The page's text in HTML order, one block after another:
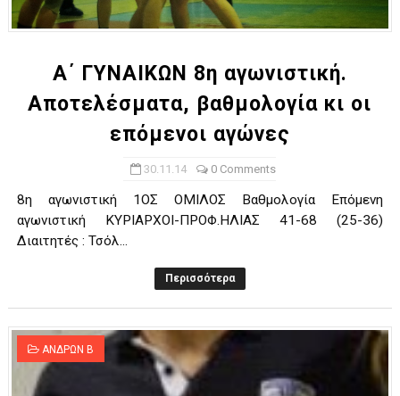
ΧΡΟΝΙΑ ΠΟΛΛΑ ΣΤΟ ΕΛΛΗΝΙΚΟ ΜΠΑΣΚΕΤ : 39Η ΕΠΕΤΕΙΟΣ ΑΠΟ
Ο δρόμος για τον 29ο τελικό κυπέλλου ανδρών ΕΣΚΑΝΑ
U21: Τεράστια πρόκριση για τον Πανελευσινιακό στον
Γ΄ανδρών play offs : "Σκληρό" καρύδι η Φιλία Περάματος
Α΄ ΓΥΝΑΙΚΩΝ 8η αγωνιστική.
Αποτελέσματα, βαθμολογία κι οι
επόμενοι αγώνες
30.11.14 0 Comments
8η αγωνιστική 1ΟΣ ΟΜΙΛΟΣ Bαθμολογία Επόμενη
αγωνιστική ΚΥΡΙΑΡΧΟΙ-ΠΡΟΦ.ΗΛΙΑΣ 41-68 (25-36)
Διαιτητές : Τσόλ...
Περισσότερα
ΑΝΔΡΩΝ Β